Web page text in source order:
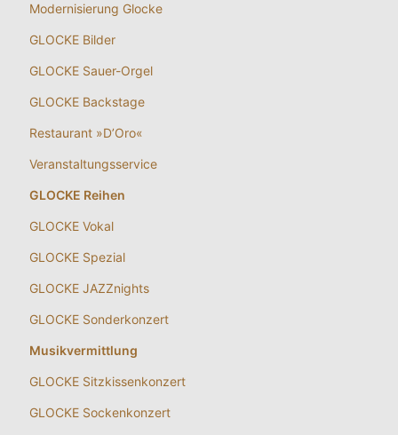
Modernisierung Glocke
GLOCKE Bilder
GLOCKE Sauer-Orgel
GLOCKE Backstage
Restaurant »D’Oro«
Veranstaltungsservice
GLOCKE Reihen
GLOCKE Vokal
GLOCKE Spezial
GLOCKE JAZZnights
GLOCKE Sonderkonzert
Musikvermittlung
GLOCKE Sitzkissenkonzert
GLOCKE Sockenkonzert